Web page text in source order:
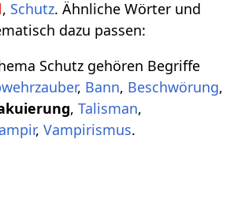
, Schutz. Ähnliche Wörter und
dazu passen:
Schutz gehören Begriffe
, Bann, Beschwörung,
,Talisman,
,Vampirismus.